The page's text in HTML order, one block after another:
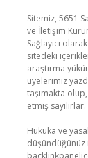
Sitemiz, 5651
ve İletişim
Sağlayıcı
sitedeki
araştırma
üyelerimiz
taşımakta
etmiş sayılırlar.
Hukuka ve
düşündüğünüz